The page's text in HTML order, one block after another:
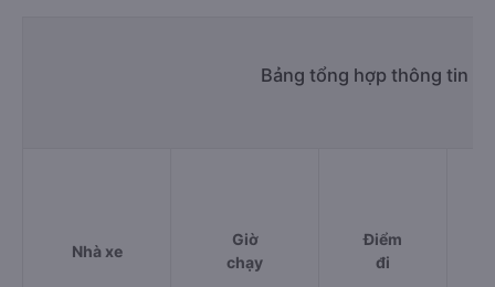
Bảng tổng hợp thông tin
Nhà xe
Giờ
chạy
Điểm
đi